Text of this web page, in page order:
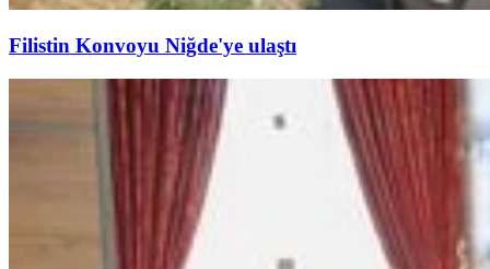
Filistin Konvoyu Niğde'ye ulaştı